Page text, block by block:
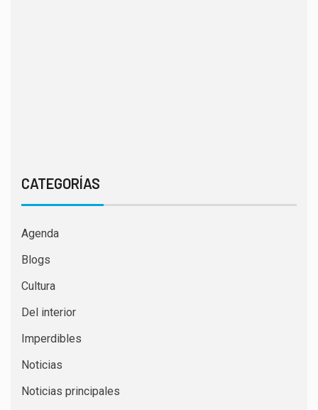
CATEGORÍAS
Agenda
Blogs
Cultura
Del interior
Imperdibles
Noticias
Noticias principales